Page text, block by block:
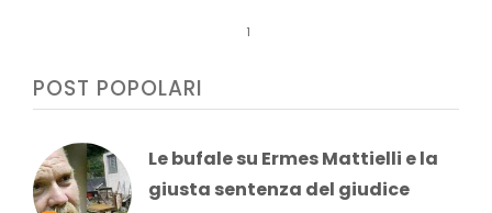
1
POST POPOLARI
Le bufale su Ermes Mattielli e la
giusta sentenza del giudice